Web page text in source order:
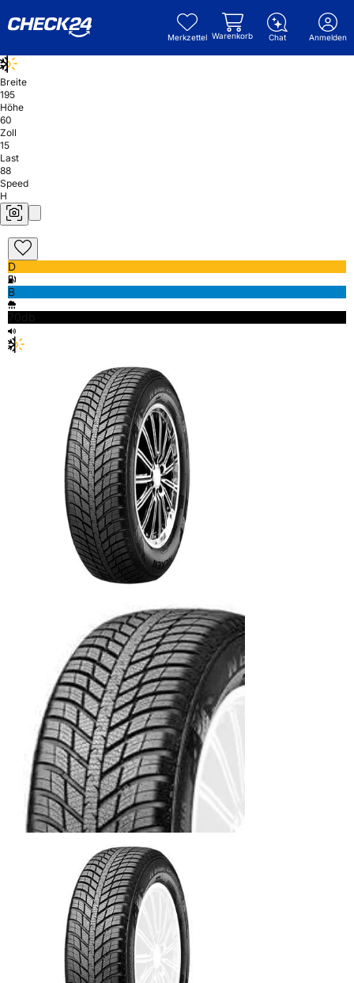
Merkzettel Warenkorb Chat Anmelden
Breite
195
Höhe
60
Zoll
15
Last
88
Speed
H
D
B
70db